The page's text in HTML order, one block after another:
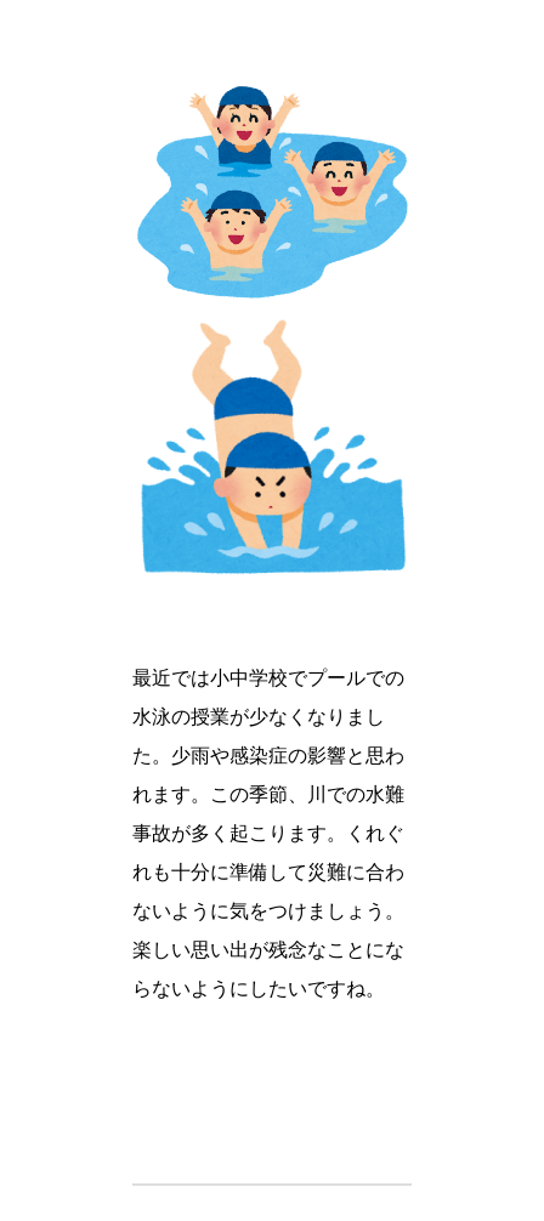
最近では小中学校でプールでの
水泳の授業が少なくなりまし
た。少雨や感染症の影響と思わ
れます。この季節、川での水難
事故が多く起こります。くれぐ
れも十分に準備して災難に合わ
ないように気をつけましょう。
楽しい思い出が残念なことにな
らないようにしたいですね。